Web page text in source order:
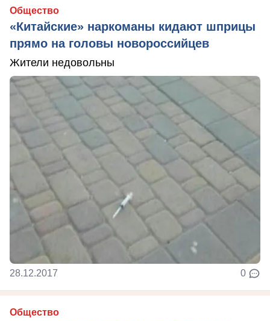
Общество
«Китайские» наркоманы кидают шприцы
прямо на головы новороссийцев
Жители недовольны
28.12.2017 0
Общество